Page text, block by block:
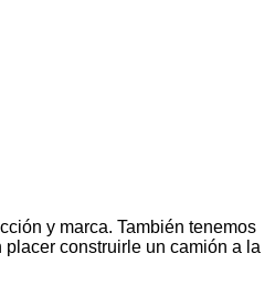
y marca. También tenemos
construirle un camión a la